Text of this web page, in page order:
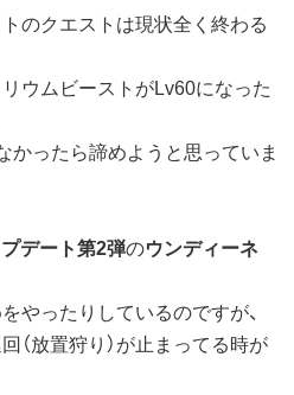
のクエストは現状全く終わる
ウムビーストがLv60になった
かったら諦めようと思っていま
デート第2弾のウンディーネ
やったりしているのですが、
（放置狩り）が止まってる時が